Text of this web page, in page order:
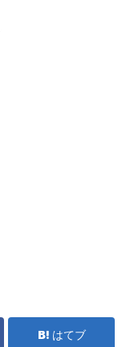
はてブ